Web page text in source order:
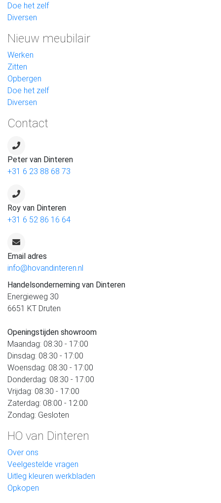
Doe het zelf
Diversen
Nieuw meubilair
Werken
Zitten
Opbergen
Doe het zelf
Diversen
Contact
Peter van Dinteren
+31 6 23 88 68 73
Roy van Dinteren
+31 6 52 86 16 64
Email adres
info@hovandinteren.nl
Handelsonderneming van Dinteren
Energieweg 30
6651 KT Druten
Openingstijden showroom
Maandag: 08:30 - 17:00
Dinsdag: 08:30 - 17:00
Woensdag: 08:30 - 17:00
Donderdag: 08:30 - 17:00
Vrijdag: 08:30 - 17:00
Zaterdag: 08:00 - 12:00
Zondag: Gesloten
HO van Dinteren
Over ons
Veelgestelde vragen
Uitleg kleuren werkbladen
Opkopen